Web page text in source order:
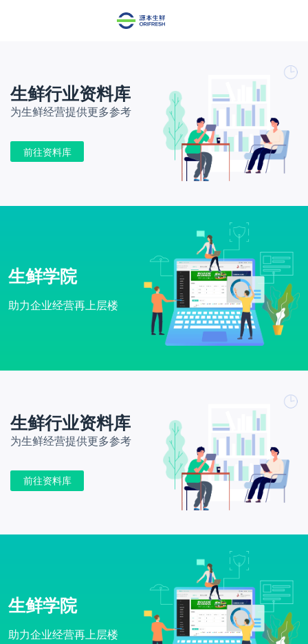
生鲜行业资料库
为生鲜经营提供更多参考
前往资料库
生鲜学院
助力企业经营再上层楼
生鲜行业资料库
为生鲜经营提供更多参考
前往资料库
生鲜学院
助力企业经营再上层楼